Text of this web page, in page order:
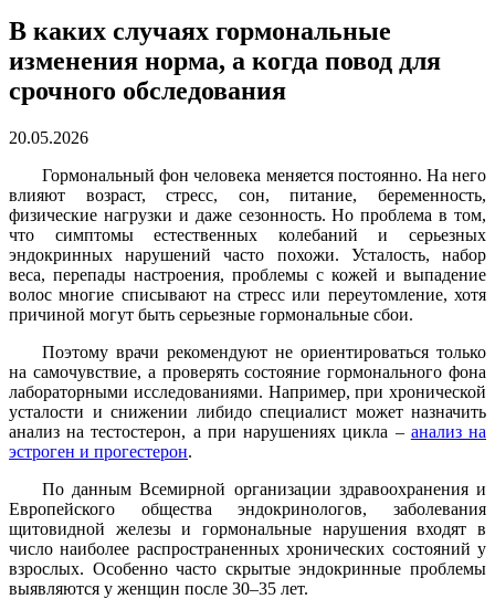
В каких случаях гормональные
изменения норма, а когда повод для
срочного обследования
20.05.2026
Гормональный фон человека меняется постоянно. На него
влияют возраст, стресс, сон, питание, беременность,
физические нагрузки и даже сезонность. Но проблема в том,
что симптомы естественных колебаний и серьезных
эндокринных нарушений часто похожи. Усталость, набор
веса, перепады настроения, проблемы с кожей и выпадение
волос многие списывают на стресс или переутомление, хотя
причиной могут быть серьезные гормональные сбои.
Поэтому врачи рекомендуют не ориентироваться только
на самочувствие, а проверять состояние гормонального фона
лабораторными исследованиями. Например, при хронической
усталости и снижении либидо специалист может назначить
анализ на тестостерон, а при нарушениях цикла – анализ на
эстроген и прогестерон.
По данным Всемирной организации здравоохранения и
Европейского общества эндокринологов, заболевания
щитовидной железы и гормональные нарушения входят в
число наиболее распространенных хронических состояний у
взрослых. Особенно часто скрытые эндокринные проблемы
выявляются у женщин после 30–35 лет.